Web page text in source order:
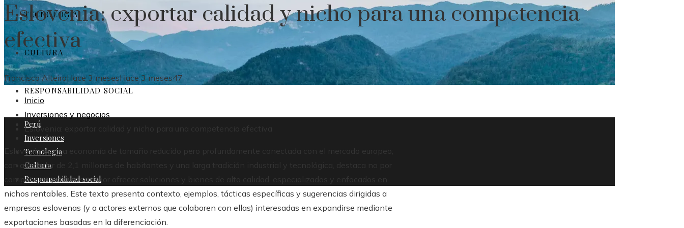
TECNOLOGÍA
CULTURA
RESPONSABILIDAD SOCIAL
Perú
Inversiones
Tecnología
Cultura
Responsabilidad social
Eslovenia: exportar calidad y nicho para una competencia
efectiva
Francisco AlteiroHace 3 mesesHace 3 meses47
Inicio
Inversiones y negocios
Eslovenia: exportar calidad y nicho para una competencia efectiva
Eslovenia es una economía de tamaño reducido pero profundamente conectada con el mercado europeo;
con alrededor de 2,1 millones de habitantes y una larga tradición industrial y tecnológica, destaca no por
competir en precios sino por ofrecer soluciones y bienes de alta calidad, especializados y enfocados en
nichos rentables. Este texto presenta contexto, ejemplos, tácticas específicas y sugerencias dirigidas a
empresas eslovenas (y a actores externos que colaboren con ellas) interesadas en expandirse mediante
exportaciones basadas en la diferenciación.